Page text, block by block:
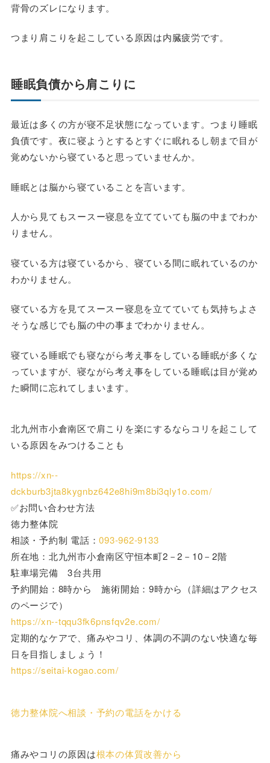
背骨のズレになります。
つまり肩こりを起こしている原因は内臓疲労です。
睡眠負債から肩こりに
最近は多くの方が寝不足状態になっています。つまり睡眠
負債です。夜に寝ようとするとすぐに眠れるし朝まで目が
覚めないから寝ていると思っていませんか。
睡眠とは脳から寝ていることを言います。
人から見てもスースー寝息を立てていても脳の中までわか
りません。
寝ている方は寝ているから、寝ている間に眠れているのか
わかりません。
寝ている方を見てスースー寝息を立てていても気持ちよさ
そうな感じでも脳の中の事までわかりません。
寝ている睡眠でも寝ながら考え事をしている睡眠が多くな
っていますが、寝ながら考え事をしている睡眠は目が覚め
た瞬間に忘れてしまいます。
北九州市小倉南区で肩こりを楽にするならコリを起こして
いる原因をみつけることも
https://xn--
dckburb3jta8kygnbz642e8hi9m8bi3qly1o.com/
✅お問い合わせ方法
徳力整体院
相談・予約制 電話：093-962-9133
所在地：北九州市小倉南区守恒本町2－2－10－2階
駐車場完備 3台共用
予約開始：8時から 施術開始：9時から（詳細はアクセス
のページで）
https://xn--tqqu3fk6pnsfqv2e.com/
定期的なケアで、痛みやコリ、体調の不調のない快適な毎
日を目指しましょう！
https://seitai-kogao.com/
徳力整体院へ相談・予約の電話をかける
痛みやコリの原因は根本の体質改善から